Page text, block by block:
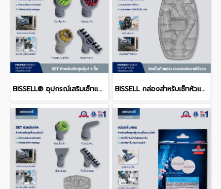
BISSELL® อุปกรณ์เสริมเซ็ทแปรง 4 ชิ้น รุ่น POWERFRESH BISSELL กล่องสำหรับเซ็ทหัวแปรง PowerFresh Slim steam